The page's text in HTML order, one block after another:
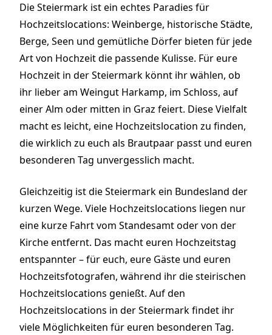
Die Steiermark ist ein echtes Paradies für
Hochzeitslocations: Weinberge, historische Städte,
Berge, Seen und gemütliche Dörfer bieten für jede
Art von Hochzeit die passende Kulisse. Für eure
Hochzeit in der Steiermark könnt ihr wählen, ob
ihr lieber am Weingut Harkamp, im Schloss, auf
einer Alm oder mitten in Graz feiert. Diese Vielfalt
macht es leicht, eine Hochzeitslocation zu finden,
die wirklich zu euch als Brautpaar passt und euren
besonderen Tag unvergesslich macht.
Gleichzeitig ist die Steiermark ein Bundesland der
kurzen Wege. Viele Hochzeitslocations liegen nur
eine kurze Fahrt vom Standesamt oder von der
Kirche entfernt. Das macht euren Hochzeitstag
entspannter – für euch, eure Gäste und euren
Hochzeitsfotografen, während ihr die steirischen
Hochzeitslocations genießt. Auf den
Hochzeitslocations in der Steiermark findet ihr
viele Möglichkeiten für euren besonderen Tag.